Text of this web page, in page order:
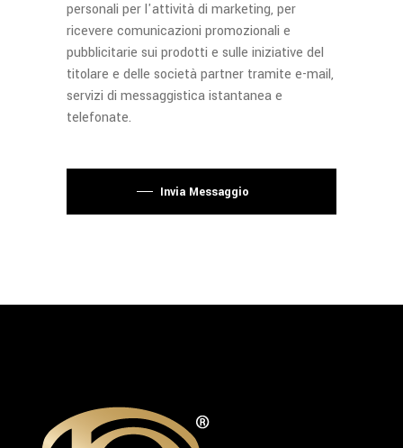
personali per l'attività di marketing, per
ricevere comunicazioni promozionali e
pubblicitarie sui prodotti e sulle iniziative del
titolare e delle società partner tramite e-mail,
servizi di messaggistica istantanea e
telefonate.
Invia Messaggio